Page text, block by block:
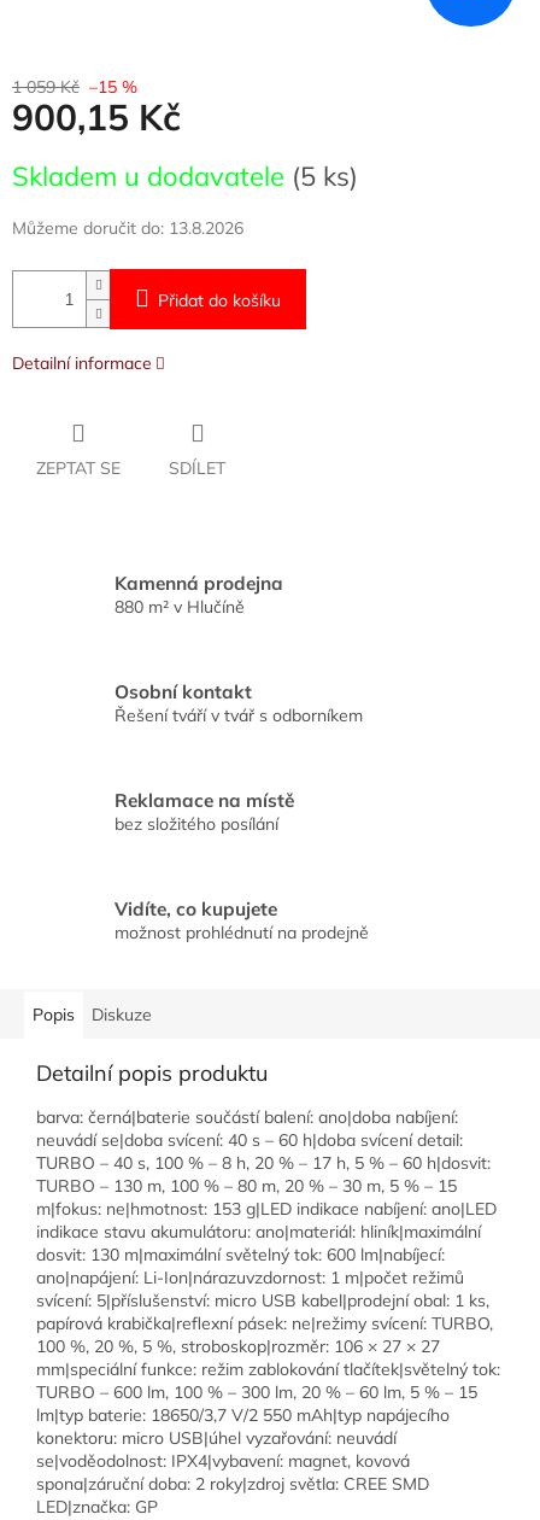
1 059 Kč –15 %
900,15 Kč
cena:
Skladem u dodavatele (5 ks)
Můžeme doručit do: 13.8.2026
Přidat do košíku
Detailní informace
ZEPTAT SE SDÍLET
Kamenná prodejna
880 m² v Hlučíně
Osobní kontakt
Řešení tváří v tvář s odborníkem
Reklamace na místě
bez složitého posílání
Vidíte, co kupujete
možnost prohlédnutí na prodejně
Popis Diskuze
Detailní popis produktu
barva: černá|baterie součástí balení: ano|doba nabíjení:
neuvádí se|doba svícení: 40 s – 60 h|doba svícení detail:
TURBO – 40 s, 100 % – 8 h, 20 % – 17 h, 5 % – 60 h|dosvit:
TURBO – 130 m, 100 % – 80 m, 20 % – 30 m, 5 % – 15
m|fokus: ne|hmotnost: 153 g|LED indikace nabíjení: ano|LED
indikace stavu akumulátoru: ano|materiál: hliník|maximální
dosvit: 130 m|maximální světelný tok: 600 lm|nabíjecí:
ano|napájení: Li-Ion|nárazuvzdornost: 1 m|počet režimů
svícení: 5|příslušenství: micro USB kabel|prodejní obal: 1 ks,
papírová krabička|reflexní pásek: ne|režimy svícení: TURBO,
100 %, 20 %, 5 %, stroboskop|rozměr: 106 × 27 × 27
mm|speciální funkce: režim zablokování tlačítek|světelný tok:
TURBO – 600 lm, 100 % – 300 lm, 20 % – 60 lm, 5 % – 15
lm|typ baterie: 18650/3,7 V/2 550 mAh|typ napájecího
konektoru: micro USB|úhel vyzařování: neuvádí
se|voděodolnost: IPX4|vybavení: magnet, kovová
spona|záruční doba: 2 roky|zdroj světla: CREE SMD
LED|značka: GP